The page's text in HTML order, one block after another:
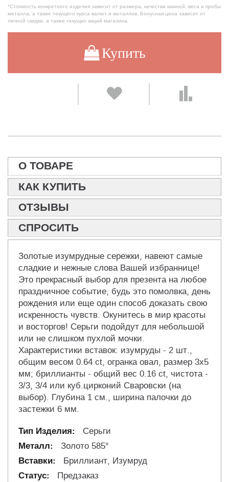
*Стоимость конкретного изделия зависит от размера, качества камней, веса и пробы
металла, а также текущего курса валют и металлов. Бонусная цена зависит от
личной скидки, а также текущих акций магазина.
Купить
О ТОВАРЕ
КАК КУПИТЬ
ОТЗЫВЫ
СПРОСИТЬ
Золотые изумрудные сережки, навеют самые
сладкие и нежные слова Вашей избраннице!
Это прекрасный выбор для презента на любое
праздничное событие, будь это помолвка, день
рождения или еще один способ доказать свою
искренность чувств. Окунитесь в мир красоты
и восторгов! Серьги подойдут для небольшой
или не слишком пухлой мочки.
Характеристики вставок: изумруды - 2 шт.,
общим весом 0.64 ct, огранка овал, размер 3х5
мм; бриллианты - общий вес 0.16 ct, чистота -
3/3, 3/4 или куб.цирконий Сваровски (на
выбор). Глубина 1 см., ширина палочки до
застежки 6 мм.
Серьги
Золото 585°
Бриллиант, Изумруд
Предзаказ